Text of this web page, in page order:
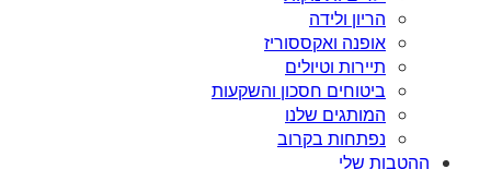
הריון ולידה
אופנה ואקססוריז
תיירות וטיולים
ביטוחים חסכון והשקעות
המותגים שלנו
נפתחות בקרוב
ההטבות שלי